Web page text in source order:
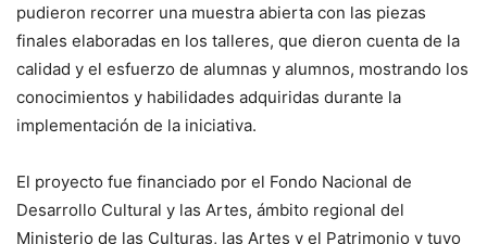
pudieron recorrer una muestra abierta con las piezas
finales elaboradas en los talleres, que dieron cuenta de la
calidad y el esfuerzo de alumnas y alumnos, mostrando los
conocimientos y habilidades adquiridas durante la
implementación de la iniciativa.
El proyecto fue financiado por el Fondo Nacional de
Desarrollo Cultural y las Artes, ámbito regional del
Ministerio de las Culturas, las Artes y el Patrimonio y tuvo